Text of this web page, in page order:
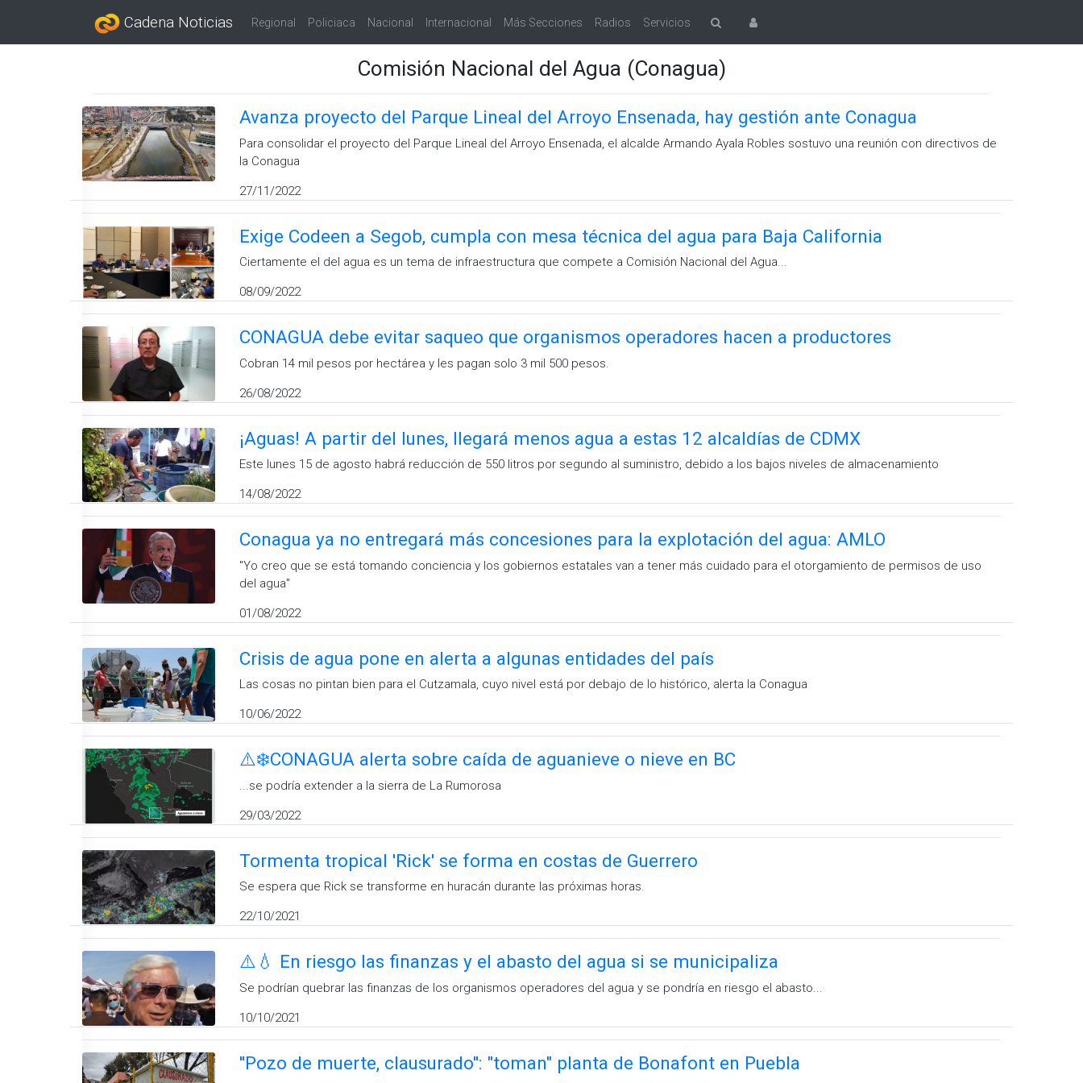
Cadena Noticias Regional Policiaca Nacional Internacional Más Secciones Radios Servicios
Comisión Nacional del Agua (Conagua)
Avanza proyecto del Parque Lineal del Arroyo Ensenada, hay gestión ante Conagua
Para consolidar el proyecto del Parque Lineal del Arroyo Ensenada, el alcalde Armando Ayala Robles sostuvo una reunión con directivos de
la Conagua
27/11/2022
Exige Codeen a Segob, cumpla con mesa técnica del agua para Baja California
Ciertamente el del agua es un tema de infraestructura que compete a Comisión Nacional del Agua...
08/09/2022
CONAGUA debe evitar saqueo que organismos operadores hacen a productores
Cobran 14 mil pesos por hectárea y les pagan solo 3 mil 500 pesos.
26/08/2022
¡Aguas! A partir del lunes, llegará menos agua a estas 12 alcaldías de CDMX
Este lunes 15 de agosto habrá reducción de 550 litros por segundo al suministro, debido a los bajos niveles de almacenamiento
14/08/2022
Conagua ya no entregará más concesiones para la explotación del agua: AMLO
''Yo creo que se está tomando conciencia y los gobiernos estatales van a tener más cuidado para el otorgamiento de permisos de uso
del agua''
01/08/2022
Crisis de agua pone en alerta a algunas entidades del país
Las cosas no pintan bien para el Cutzamala, cuyo nivel está por debajo de lo histórico, alerta la Conagua
10/06/2022
⚠️❄️CONAGUA alerta sobre caída de aguanieve o nieve en BC
...se podría extender a la sierra de La Rumorosa
29/03/2022
Tormenta tropical 'Rick' se forma en costas de Guerrero
Se espera que Rick se transforme en huracán durante las próximas horas.
22/10/2021
⚠️💧 En riesgo las finanzas y el abasto del agua si se municipaliza
Se podrían quebrar las finanzas de los organismos operadores del agua y se pondría en riesgo el abasto...
10/10/2021
''Pozo de muerte, clausurado'': "toman" planta de Bonafont en Puebla